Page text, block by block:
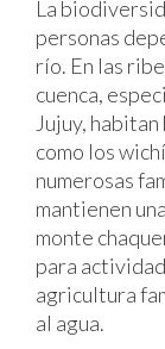
La
personas
río. En las
cuenca,
Jujuy,
como los
numerosas
mantienen
monte
para
agricultura
al agua.